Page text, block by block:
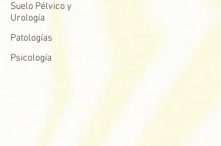
Suelo Pélvico y
Urología
Patologías
Psicología